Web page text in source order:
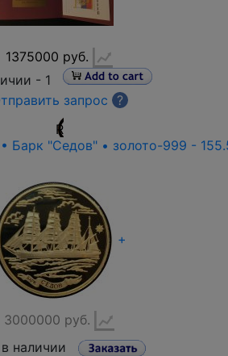
1375000 руб.
- 1
запрос
?
R
Барк "Седов" • золото-999 -
+
3000000 руб.
наличии